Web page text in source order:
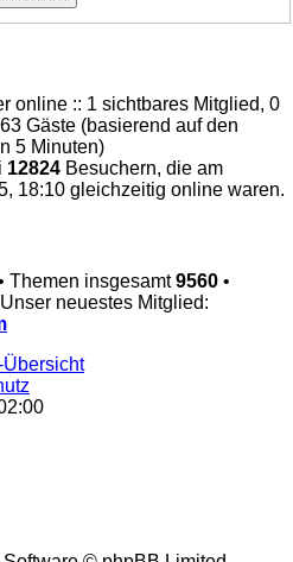
online :: 1 sichtbares Mitglied, 0
Gäste (basierend auf den
5 Minuten)
12824 Besuchern, die am
18:10 gleichzeitig online waren.
Themen insgesamt9560 •
Unser neuestes Mitglied: